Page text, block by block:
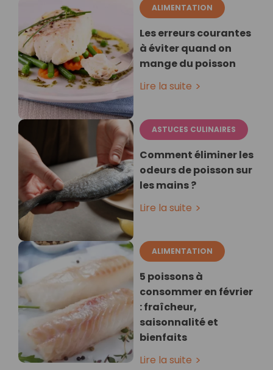
ALIMENTATION
Les erreurs courantes
à éviter quand on
mange du poisson
Lire la suite
ASTUCES CULINAIRES
Comment éliminer les
odeurs de poisson sur
les mains ?
Lire la suite
ALIMENTATION
5 poissons à
consommer en février
: fraîcheur,
saisonnalité et
bienfaits
Lire la suite